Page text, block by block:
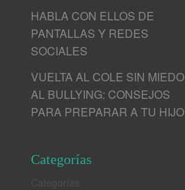
HABLA CON ELLOS DE
PANTALLAS Y REDES
SOCIALES
VUELTA AL COLE SIN MIEDO
AL BULLYING: CONSEJOS
PARA PREPARAR A TU HIJO
Categorías